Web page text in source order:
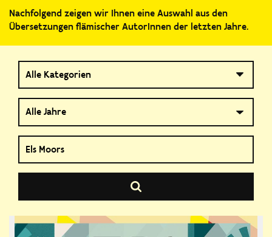
Nachfolgend zeigen wir Ihnen eine Auswahl aus den
Übersetzungen flämischer AutorInnen der letzten Jahre.